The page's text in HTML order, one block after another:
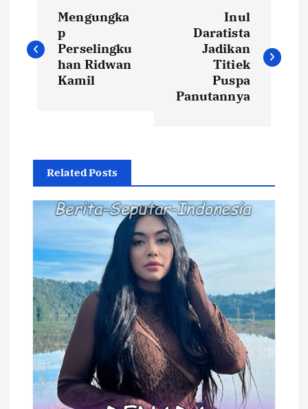
a
s
p
o
s
Mengungka
p
Perselingku
han Ridwan
Kamil
Inul
Daratista
Jadikan
Titiek
Puspa
Panutannya
Related Posts